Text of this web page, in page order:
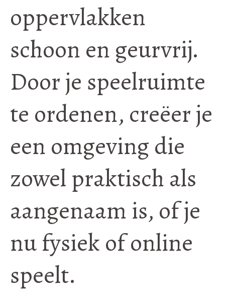
oppervlakken
schoon en geurvrij.
Door je speelruimte
te ordenen, creëer je
een omgeving die
zowel praktisch als
aangenaam is, of je
nu fysiek of online
speelt.